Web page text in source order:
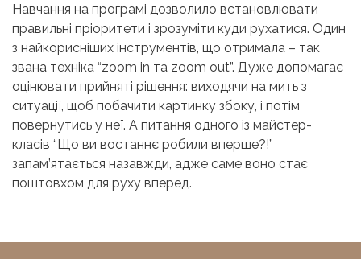
Навчання на програмі дозволило встановлювати
правильні пріоритети і зрозуміти куди рухатися. Один
з найкорисніших інструментів, що отримала – так
звана техніка “zoom in та zoom out”. Дуже допомагає
оцінювати прийняті рішення: виходячи на мить з
ситуації, щоб побачити картинку збоку, і потім
повернутись у неї. А питання одного із майстер-
класів “Що ви востаннє робили вперше?!”
запам’ятається назавжди, адже саме воно стає
поштовхом для руху вперед.